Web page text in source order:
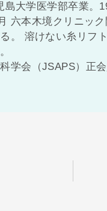
島大学医学部卒業。
六本木境クリニッ
。 溶けない糸リフ
学会（JSAPS）正